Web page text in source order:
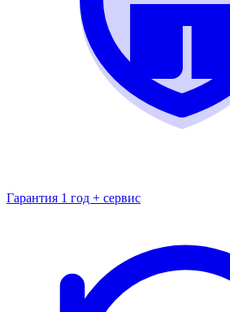
Гарантия 1 год + сервис